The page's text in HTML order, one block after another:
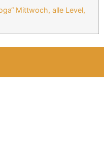
Mittwoch, alle Level,